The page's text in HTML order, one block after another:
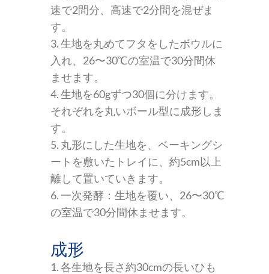
速で2間分、高速で2分間を混ぜま
す。
3. 生地を丸めてフタをしたボウルに
入れ、26〜30℃の室温で30分間休
ませます。
4. 生地を60gずつ30個に分けます。
それぞれを丸いボール型に成形しま
す。
5. 丸形にした生地を、ベーキングシ
ートを敷いたトレイに、約5cm以上
離して置いていきます。
6. 一次発酵：生地を覆い、26〜30℃
の室温で30分間休ませます。
成形
1. 各生地を長さ約30cmの長いひも